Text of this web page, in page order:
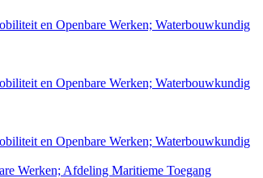
en Openbare Werken; Waterbouwkundig
en Openbare Werken; Waterbouwkundig
en Openbare Werken; Waterbouwkundig
Werken; Afdeling Maritieme Toegang